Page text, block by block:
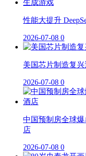
性能大提升
2026-07-08 0
美国芯片制造复
2026-07-08 0
中国预制房全球
店
2026-07-08 0